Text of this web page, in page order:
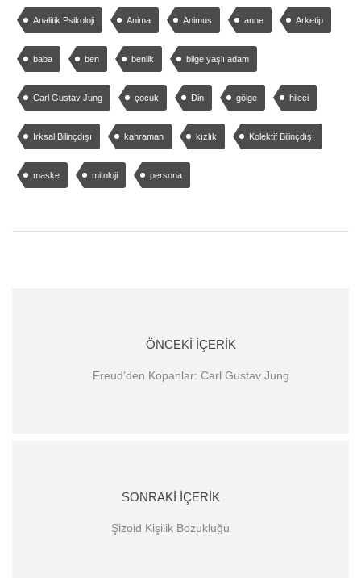
Analitik Psikoloji Anima Animus anne Arketip
baba ben benlik bilge yaşlı adam
Carl Gustav Jung çocuk Din gölge hileci
Irksal Bilinçdışı kahraman kızlık Kolektif Bilinçdışı
maske mitoloji persona
ÖNCEKI İÇERIK
Freud’den Kopanlar: Carl Gustav Jung
SONRAKI İÇERIK
Şizoid Kişilik Bozukluğu